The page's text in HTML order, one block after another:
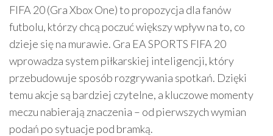
FIFA 20 (Gra Xbox One) to propozycja dla fanów
futbolu, którzy chcą poczuć większy wpływ na to, co
dzieje się na murawie. Gra EA SPORTS FIFA 20
wprowadza system piłkarskiej inteligencji, który
przebudowuje sposób rozgrywania spotkań. Dzięki
temu akcje są bardziej czytelne, a kluczowe momenty
meczu nabierają znaczenia – od pierwszych wymian
podań po sytuacje pod bramką.